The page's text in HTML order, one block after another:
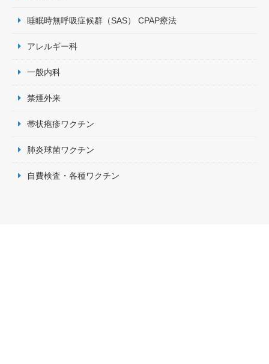
睡眠時無呼吸症候群（SAS） CPAP療法
アレルギー科
一般内科
禁煙外来
帯状疱疹ワクチン
肺炎球菌ワクチン
自費検査・各種ワクチン